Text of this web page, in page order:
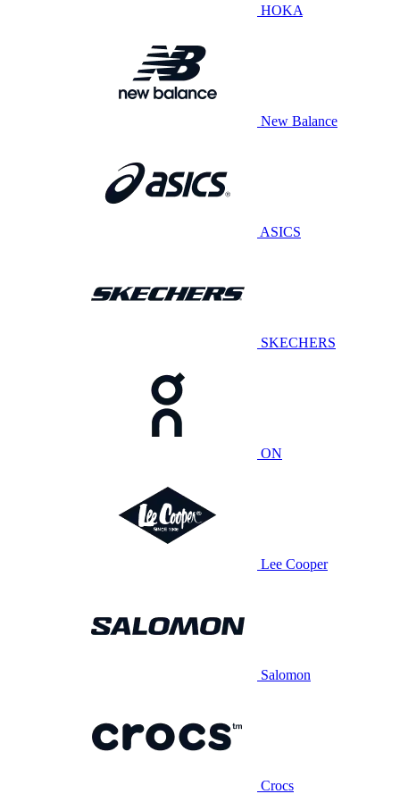
HOKA
New Balance
ASICS
SKECHERS
ON
Lee Cooper
Salomon
Crocs